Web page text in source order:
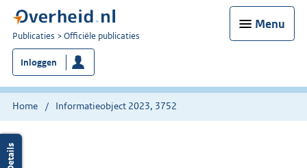
Menu
U
bent
nu
hier:
Publicaties Officiële publicaties
Inloggen
Home Informatieobject 2023, 3752